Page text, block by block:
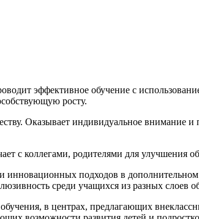
эффективное обучение с
росту.
Оказывает индивидуальное внимание
с коллегами, родителями для улучшения
подходов в дополнительном
среди учащихся из разных слоев
в центрах, предлагающих